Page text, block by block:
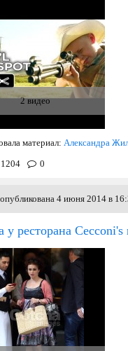
2 видео
материал: Александра
1204 0
4 июня 2014 в
у ресторана